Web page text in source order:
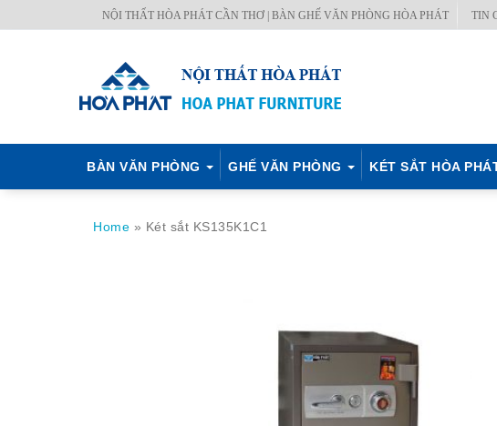
NỘI THẤT HÒA PHÁT CẦN THƠ | BÀN GHẾ VĂN PHÒNG HÒA PHÁT TIN
BÀN VĂN PHÒNG GHẾ VĂN PHÒNG KÉT SẮT HÒA
Home » Két sắt KS135K1C1